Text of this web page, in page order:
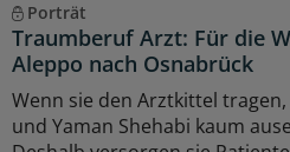
Porträt
Traumberuf Arzt: Für die
Aleppo nach Osnabrück
Wenn sie den Arztkittel
und Yaman Shehabi kaum